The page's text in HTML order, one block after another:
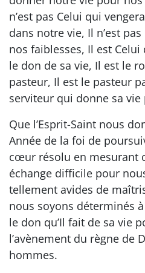
n’est pas Celui qui
dans notre vie, Il n’est
nos faiblesses, Il est
le don de sa vie, Il est le
pasteur, Il est le pasteur
serviteur qui donne sa vie
Que l’Esprit-Saint nous
Année de la foi de
cœur résolu en mesurant
échange difficile pour
tellement avides de
nous soyons déterminés
le don qu’Il fait de sa vie
l’avènement du règne de
hommes.